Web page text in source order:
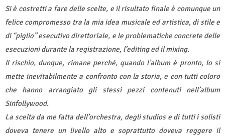
Si è costretti a fare delle scelte, e il risultato finale è comunque un
felice compromesso tra la mia idea musicale ed artistica, di stile e
di “piglio” esecutivo direttoriale, e le problematiche concrete delle
esecuzioni durante la registrazione, l’editing ed il mixing.
Il rischio, dunque, rimane perché, quando l’album è pronto, lo si
mette inevitabilmente a confronto con la storia, e con tutti coloro
che hanno arrangiato gli stessi pezzi contenuti nell’album
Sinfollywood.
La scelta da me fatta dell’orchestra, degli studios e di tutti i solisti
doveva tenere un livello alto e soprattutto doveva reggere il